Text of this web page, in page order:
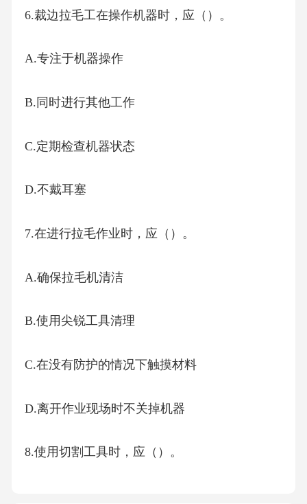
6.裁边拉毛工在操作机器时，应（）。
A.专注于机器操作
B.同时进行其他工作
C.定期检查机器状态
D.不戴耳塞
7.在进行拉毛作业时，应（）。
A.确保拉毛机清洁
B.使用尖锐工具清理
C.在没有防护的情况下触摸材料
D.离开作业现场时不关掉机器
8.使用切割工具时，应（）。